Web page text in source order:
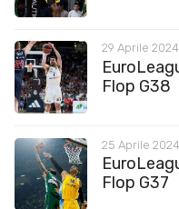
29 Aprile
Flop G38
25 Aprile
Flop G37